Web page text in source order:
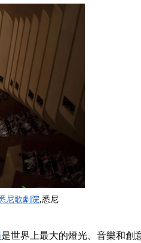
尼歌劇院,悉尼
是世界上最大的燈光、音樂和創